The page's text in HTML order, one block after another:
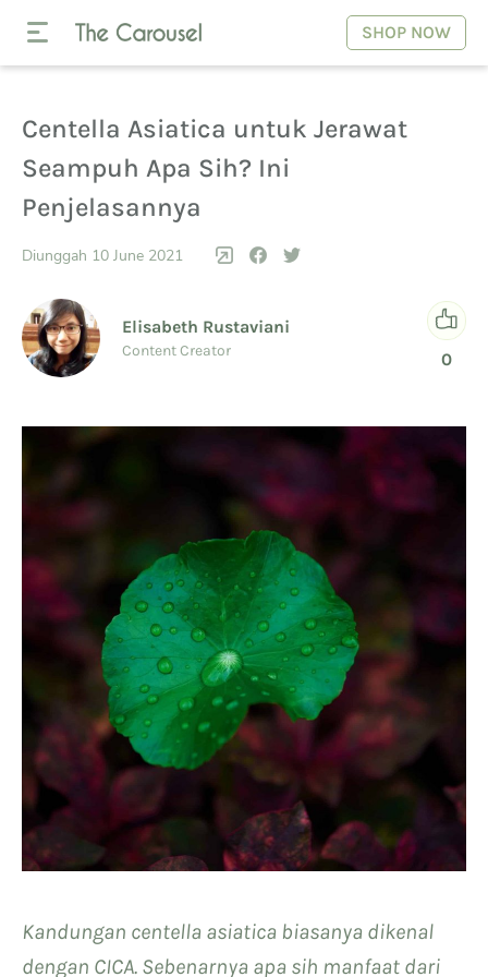
SHOP NOW
Centella Asiatica untuk Jerawat
Seampuh Apa Sih? Ini
Penjelasannya
Diunggah 10 June 2021
Elisabeth Rustaviani
Content Creator 0
Kandungan centella asiatica biasanya dikenal
dengan CICA. Sebenarnya apa sih manfaat dari